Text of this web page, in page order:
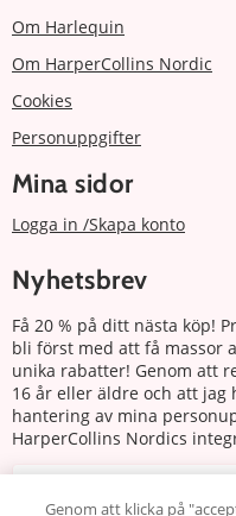
Om Harlequin
Om HarperCollins Nordic
Cookies
Personuppgifter
Mina sidor
Logga in /Skapa konto
Nyhetsbrev
Få 20 % på ditt nästa köp!
bli först med att få massor
unika rabatter! Genom att
16 år eller äldre och att jag
hantering av mina
HarperCollins Nordics
Genom att klicka på